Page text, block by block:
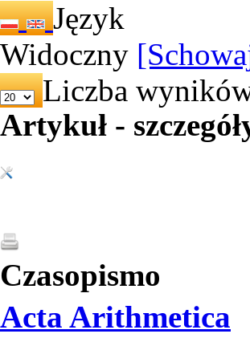
Język
Widoczny
Liczba
Artykuł -
Czasopismo
Acta Arithmetica